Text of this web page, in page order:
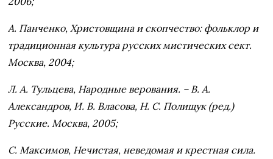
А. Панченко, Христовщина и скопчество: фольклор и
традиционная культура русских мистических сект.
Москва, 2004;
Л. А. Тульцева, Народные верования. – В. А.
Александров, И. В. Власова, Н. С. Полищук (ред.)
Русские. Москва, 2005;
С. Максимов, Нечистая, неведомая и крестная сила.